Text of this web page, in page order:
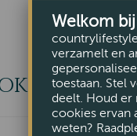
Welkom
verzamelt en
toestaan. Stel
deelt. Houd er
cookies ervan
weten?